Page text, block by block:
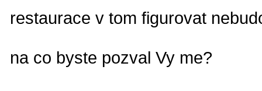
restaurace v tom figurovat
na co byste pozval Vy me?